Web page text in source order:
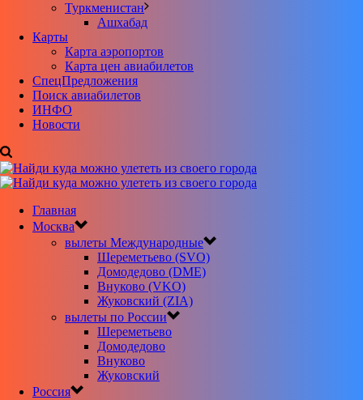
Туркменистан
Ашхабад
Карты
Карта аэропортов
Карта цен авиабилетов
CпецПредложения
Поиск авиабилетов
ИНФО
Новости
Главная
Москва
вылеты Международные
Шереметьево (SVO)
Домодедово (DME)
Внуково (VKO)
Жуковский (ZIA)
вылеты по России
Шереметьево
Домодедово
Внуково
Жуковский
Россия